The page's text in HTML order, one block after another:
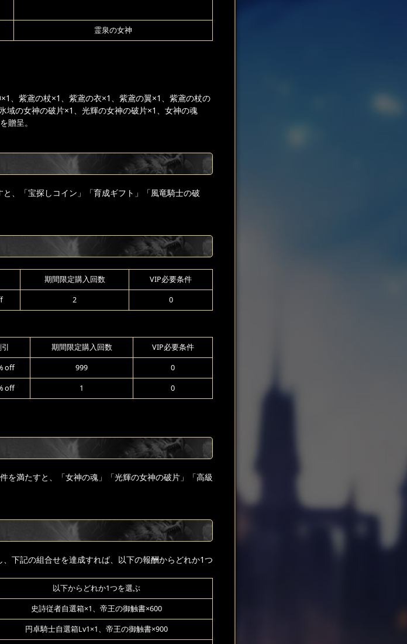
霊泉の女神
、紫鳶の杖×1、紫鳶の衣×1、紫鳶の翼×1、紫鳶の杖の
域の女神の破片×1、光輝の女神の破片×1、女神の魂
贈呈。
、「宝探しコイン」「育成ギフト」「風竜騎士の破
期間限定購入回数 VIP必要条件
2 0
期間限定購入回数 VIP必要条件
off 999 0
off 1 0
を満たすと、「女神の魂」「光輝の女神の破片」「高級
下記の組合せを達成すれば、以下の報酬からどれか1つ
以下からどれか1つを選ぶ
史詩従者自選箱×1、帝王の御触書×600
円卓騎士自選箱Lv1×1、帝王の御触書×900